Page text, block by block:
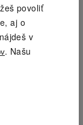
Padel
Fiberglas
povoliť
aj o
v
. Našu